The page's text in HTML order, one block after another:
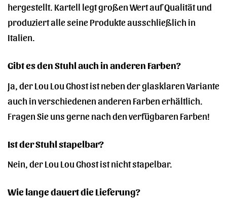
hergestellt. Kartell legt großen Wert auf Qualität und
produziert alle seine Produkte ausschließlich in
Italien.
Gibt es den Stuhl auch in anderen Farben?
Ja, der Lou Lou Ghost ist neben der glasklaren Variante
auch in verschiedenen anderen Farben erhältlich.
Fragen Sie uns gerne nach den verfügbaren Farben!
Ist der Stuhl stapelbar?
Nein, der Lou Lou Ghost ist nicht stapelbar.
Wie lange dauert die Lieferung?